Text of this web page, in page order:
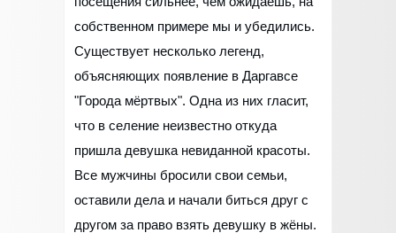
собственном примере мы и убедились.
Существует несколько легенд,
объясняющих появление в Даргавсе
"Города мёртвых". Одна из них гласит,
что в селение неизвестно откуда
пришла девушка невиданной красоты.
Все мужчины бросили свои семьи,
оставили дела и начали биться друг с
другом за право взять девушку в жёны.